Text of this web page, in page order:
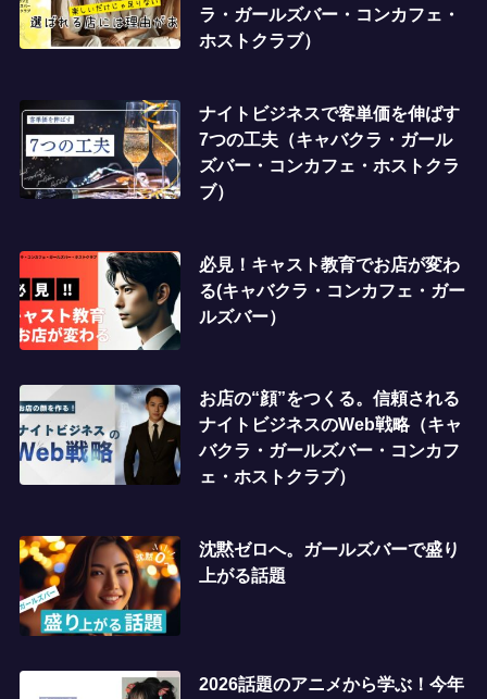
ラ・ガールズバー・コンカフェ・
ホストクラブ）
ナイトビジネスで客単価を伸ばす
7つの工夫（キャバクラ・ガール
ズバー・コンカフェ・ホストクラ
ブ）
必見！キャスト教育でお店が変わ
る(キャバクラ・コンカフェ・ガー
ルズバー）
お店の“顔”をつくる。信頼される
ナイトビジネスのWeb戦略（キャ
バクラ・ガールズバー・コンカフ
ェ・ホストクラブ）
沈黙ゼロへ。ガールズバーで盛り
上がる話題
2026話題のアニメから学ぶ！今年